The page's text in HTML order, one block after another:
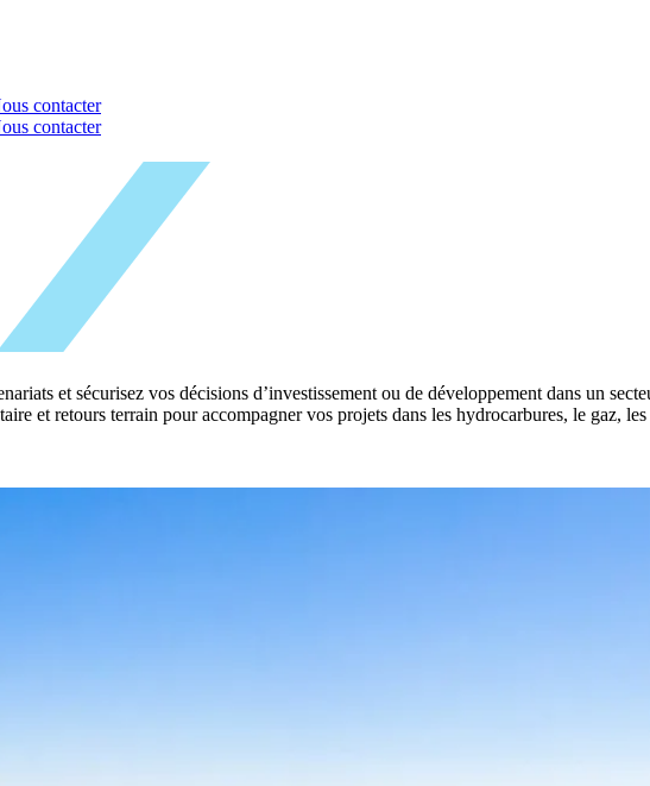
contacter
contacter
et sécurisez vos décisions d’investissement ou de développement dans un
et retours terrain pour accompagner vos projets dans les hydrocarbures, le gaz,